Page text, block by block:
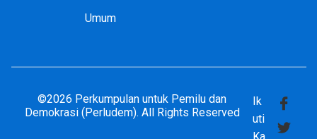
Umum
©2026 Perkumpulan untuk Pemilu dan
Demokrasi (Perludem). All Rights Reserved
Ik
uti